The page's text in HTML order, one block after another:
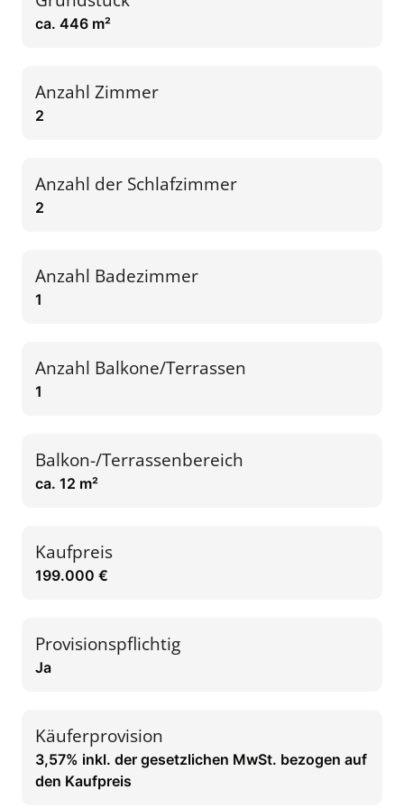
ca. 446 m²
Anzahl Zimmer
2
Anzahl der Schlafzimmer
2
Anzahl Badezimmer
1
Anzahl Balkone/Terrassen
1
Balkon-/Terrassenbereich
ca. 12 m²
Kaufpreis
199.000 €
Provisionspflichtig
Ja
Käuferprovision
3,57% inkl. der gesetzlichen MwSt. bezogen auf
den Kaufpreis